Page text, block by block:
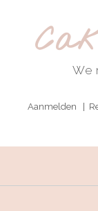
We
Aanmelden |